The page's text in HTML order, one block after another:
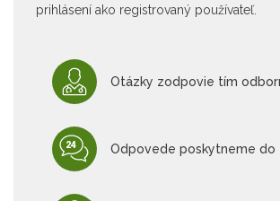
prihlásení ako registrovaný používateľ.
Otázky zodpovie tím
Odpovede poskytneme do